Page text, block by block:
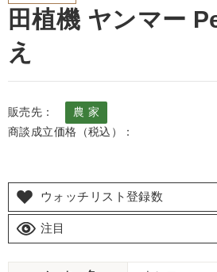
田植機 ヤンマー
え
販売先：
農 家
商談成立価格（税込）：
ウォッチリスト登録数
注目